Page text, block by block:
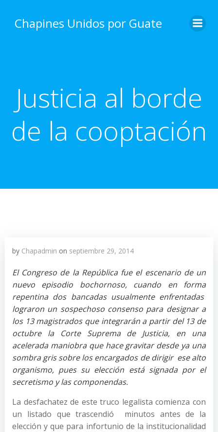
content
Chapines Unidos por Guate
Justicia al borde
de la cooptación
by Chapadmin on septiembre 29, 2014
El Congreso de la República fue el escenario de un
nuevo episodio bochornoso, cuando en forma
repentina dos bancadas usualmente enfrentadas
lograron un sospechoso consenso para designar a
los 13 magistrados que integrarán a partir del 13 de
octubre la Corte Suprema de Justicia, en una
acelerada maniobra que hace gravitar desde ya una
sombra gris sobre los encargados de dirigir ese alto
organismo, pues su elección está signada por el
secretismo y las componendas.
La desfachatez de este truco legalista comienza con
un listado que trascendió minutos antes de la
elección y que para infortunio de la institucionalidad